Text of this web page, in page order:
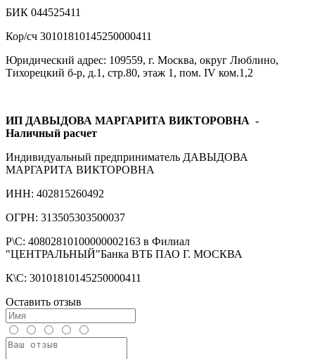
БИК 044525411
Кор/сч 30101810145250000411
Юридический адрес: 109559, г. Москва, округ Люблино,
Тихорецкий б-р, д.1, стр.80, этаж 1, пом. IV ком.1,2
ИП ДАВЫДОВА МАРГАРИТА ВИКТОРОВНА -
Наличный расчет
Индивидуальный предприниматель ДАВЫДОВА
МАРГАРИТА ВИКТОРОВНА
ИНН: 402815260492
ОГРН: 313505303500037
Р\С: 40802810100000002163 в Филиал
"ЦЕНТРАЛЬНЫЙ"Банка ВТБ ПАО Г. МОСКВА
К\С: 30101810145250000411
Оставить отзыв